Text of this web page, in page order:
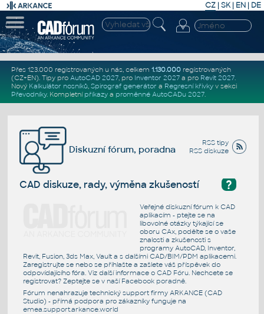
CZ | SK| EN | DE
Přes 123.000 registrovaných u nás, celkem 1.130.000registrovaných
(CZ+EN). Tipy pro AutoCAD 2027, pro Inventor 2027a pro Revit 2027.
Nový Kalkulátor nosníků, Spirograf generátor a Regresní křivkyv sekci
Převodníky. Kompletní příkazya proměnné AutoCADu 2027.
RSS tipy
RSS diskuze
Diskuzní fórum, poradna
?
CAD diskuze, rady, výměna zkušeností
Veřejné diskuzní fórum k CAD
aplikacím - ptejte se na
libovolné otázky týkající se
oboru CAx, podělte se o vaše
znalosti a zkušenosti s
programy AutoCAD, Inventor,
Revit, Fusion, 3ds Max, Vault a s dalšími CAD/BIM/PDM aplikacemi.
Zaregistrujte se nebo se přihlašte a zašlete váš příspěvek do
odpovídajícího fóra. Viz další informace o CAD Fóru. Nechcete se
registrovat? Zeptejte se v naší Facebook poradně.
Fórum nenahrazuje technický support firmy ARKANCE (CAD
Studio) - přímá podpora pro zákazníky funguje na
emea.support.arkance.world